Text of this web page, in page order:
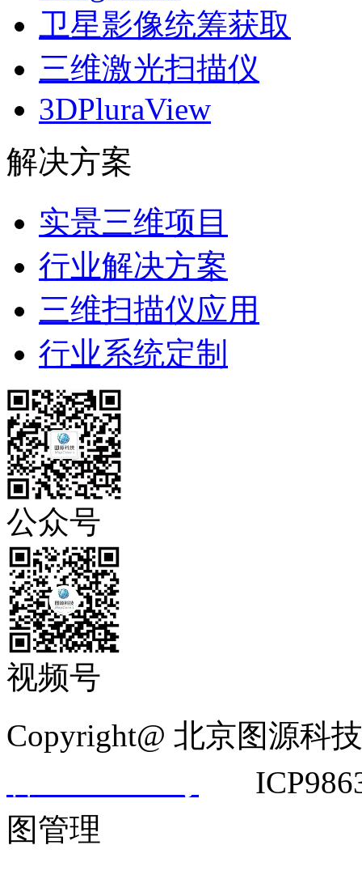
卫星影像统筹获取
三维激光扫描仪
3DPluraView
解决方案
实景三维项目
行业解决方案
三维扫描仪应用
行业系统定制
公众号
视频号
Copyright@ 北京图源
图管理